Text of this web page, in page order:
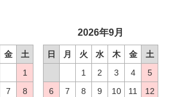
金
土
1
7
8
2026年9月
日 月 火 水 木 金
土
1
2 3 4
5
6
7 8 9 10 11
12